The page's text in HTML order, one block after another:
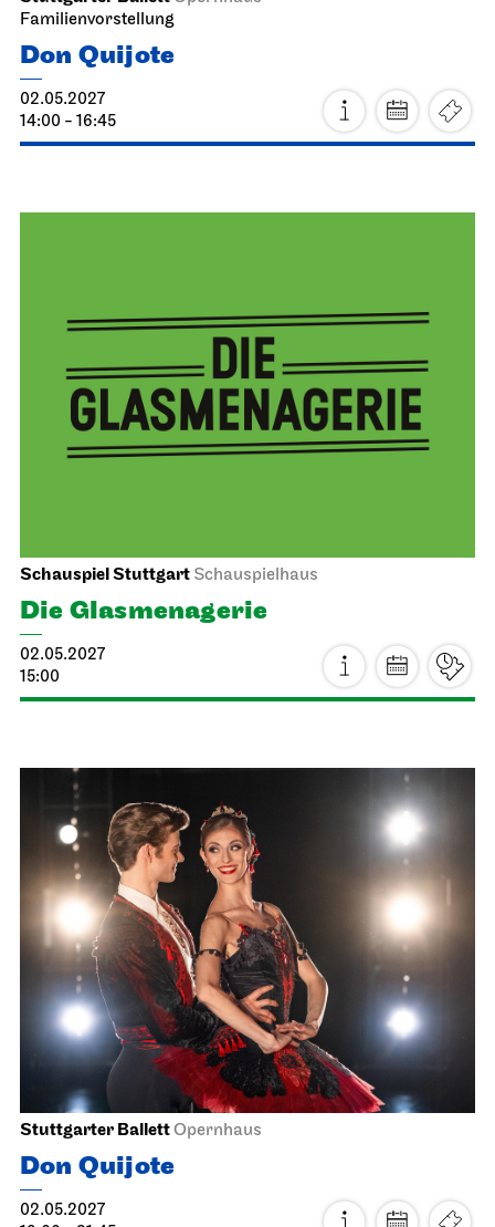
Schauspiel Stuttgart
Foyer Kammertheater
Premiere
Elisabeth
Sa, 15.05.2027
Stuttgarter Ballett Probebühne der John Cranko Schule
Ballett & Brezeln
15.05.2027
10:30 - 12:00